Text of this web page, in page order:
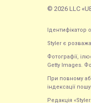
© 2026 LLC
Ідентифікатор
Styler є
Фотографії,
Getty Images.
При повному
індексації
Редакція